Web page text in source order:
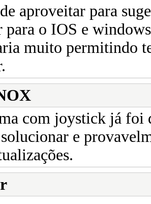
aproveitar para
para o IOS e
muito permitindo
com joystick já foi
e